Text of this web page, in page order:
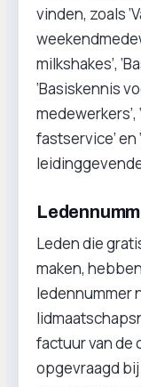
vinden, zoals
milkshakes’,
‘Basiskennis
fastservice’
Leden die
maken,
ledennummer
factuur van de
opgevraagd